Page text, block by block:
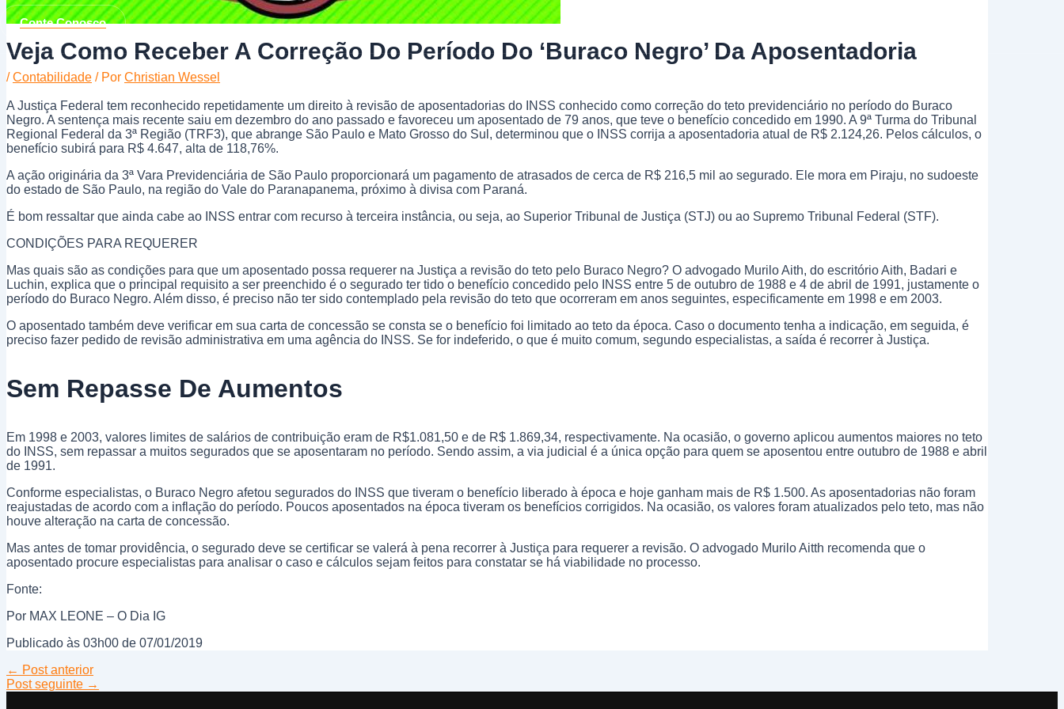
Conte Conosco
Veja Como Receber A Correção Do Período Do ‘buraco Negro’ Da Aposentadoria
/Contabilidade / Por Christian Wessel
A Justiça Federal tem reconhecido repetidamente um direito à revisão de aposentadorias do INSS conhecido como correção do teto previdenciário no período do Buraco
Negro. A sentença mais recente saiu em dezembro do ano passado e favoreceu um aposentado de 79 anos, que teve o benefício concedido em 1990. A 9ª Turma do Tribunal
Regional Federal da 3ª Região (TRF3), que abrange São Paulo e Mato Grosso do Sul, determinou que o INSS corrija a aposentadoria atual de R$ 2.124,26. Pelos cálculos, o
benefício subirá para R$ 4.647, alta de 118,76%.
A ação originária da 3ª Vara Previdenciária de São Paulo proporcionará um pagamento de atrasados de cerca de R$ 216,5 mil ao segurado. Ele mora em Piraju, no sudoeste
do estado de São Paulo, na região do Vale do Paranapanema, próximo à divisa com Paraná.
É bom ressaltar que ainda cabe ao INSS entrar com recurso à terceira instância, ou seja, ao Superior Tribunal de Justiça (STJ) ou ao Supremo Tribunal Federal (STF).
CONDIÇÕES PARA REQUERER
Mas quais são as condições para que um aposentado possa requerer na Justiça a revisão do teto pelo Buraco Negro? O advogado Murilo Aith, do escritório Aith, Badari e
Luchin, explica que o principal requisito a ser preenchido é o segurado ter tido o benefício concedido pelo INSS entre 5 de outubro de 1988 e 4 de abril de 1991, justamente o
período do Buraco Negro. Além disso, é preciso não ter sido contemplado pela revisão do teto que ocorreram em anos seguintes, especificamente em 1998 e em 2003.
O aposentado também deve verificar em sua carta de concessão se consta se o benefício foi limitado ao teto da época. Caso o documento tenha a indicação, em seguida, é
preciso fazer pedido de revisão administrativa em uma agência do INSS. Se for indeferido, o que é muito comum, segundo especialistas, a saída é recorrer à Justiça.
Sem Repasse De Aumentos
Em 1998 e 2003, valores limites de salários de contribuição eram de R$1.081,50 e de R$ 1.869,34, respectivamente. Na ocasião, o governo aplicou aumentos maiores no teto
do INSS, sem repassar a muitos segurados que se aposentaram no período. Sendo assim, a via judicial é a única opção para quem se aposentou entre outubro de 1988 e abril
de 1991.
Conforme especialistas, o Buraco Negro afetou segurados do INSS que tiveram o benefício liberado à época e hoje ganham mais de R$ 1.500. As aposentadorias não foram
reajustadas de acordo com a inflação do período. Poucos aposentados na época tiveram os benefícios corrigidos. Na ocasião, os valores foram atualizados pelo teto, mas não
houve alteração na carta de concessão.
Mas antes de tomar providência, o segurado deve se certificar se valerá à pena recorrer à Justiça para requerer a revisão. O advogado Murilo Aitth recomenda que o
aposentado procure especialistas para analisar o caso e cálculos sejam feitos para constatar se há viabilidade no processo.
Fonte:
Por MAX LEONE – O Dia IG
Publicado às 03h00 de 07/01/2019
← Post anterior
Post seguinte →